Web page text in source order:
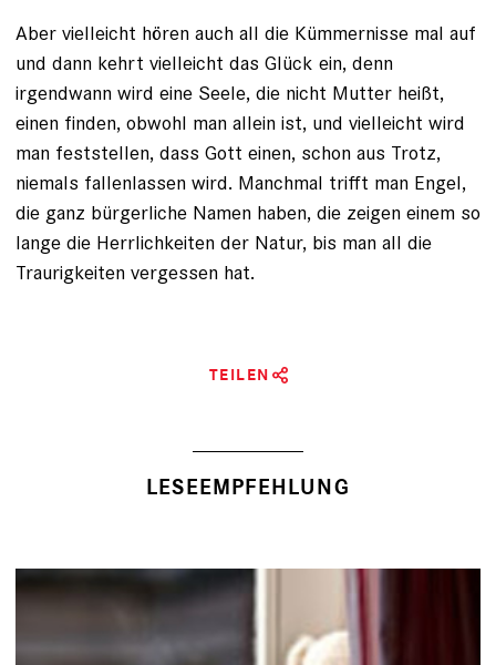
Aber vielleicht hören auch all die Kümmernisse mal auf
und dann kehrt vielleicht das Glück ein, denn
irgendwann wird eine Seele, die nicht Mutter heißt,
einen finden, obwohl man allein ist, und vielleicht wird
man feststellen, dass Gott einen, schon aus Trotz,
niemals fallenlassen wird. Manchmal trifft man Engel,
die ganz bürgerliche Namen haben, die zeigen einem so
lange die Herrlichkeiten der Natur, bis man all die
Traurigkeiten vergessen hat.
TEILEN
LESEEMPFEHLUNG